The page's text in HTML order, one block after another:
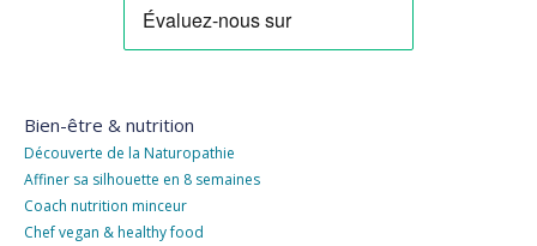
Bien-être & nutrition
Découverte de la Naturopathie
Affiner sa silhouette en 8 semaines
Coach nutrition minceur
Chef vegan & healthy food